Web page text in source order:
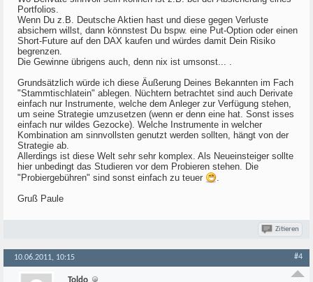
Portfolios.
Wenn Du z.B. Deutsche Aktien hast und diese gegen Verluste
absichern willst, dann könnstest Du bspw. eine Put-Option oder einen
Short-Future auf den DAX kaufen und würdes damit Dein Risiko
begrenzen.
Die Gewinne übrigens auch, denn nix ist umsonst... .
Grundsätzlich würde ich diese Äußerung Deines Bekannten im Fach
"Stammtischlatein" ablegen. Nüchtern betrachtet sind auch Derivate
einfach nur Instrumente, welche dem Anleger zur Verfügung stehen,
um seine Strategie umzusetzen (wenn er denn eine hat. Sonst isses
einfach nur wildes Gezocke). Welche Instrumente in welcher
Kombination am sinnvollsten genutzt werden sollten, hängt von der
Strategie ab.
Allerdings ist diese Welt sehr sehr komplex. Als Neueinsteiger sollte
hier unbedingt das Studieren vor dem Probieren stehen. Die
"Probiergebühren" sind sonst einfach zu teuer
.
Gruß Paule
Zitieren
10.06.2011, 10:15 #4